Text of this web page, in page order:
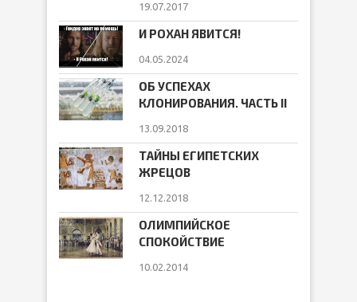
19.07.2017
И РОХАН ЯВИТСЯ!
04.05.2024
ОБ УСПЕХАХ
КЛОНИРОВАНИЯ. ЧАСТЬ II
13.09.2018
ТАЙНЫ ЕГИПЕТСКИХ
ЖРЕЦОВ
12.12.2018
ОЛИМПИЙСКОЕ
СПОКОЙСТВИЕ
10.02.2014